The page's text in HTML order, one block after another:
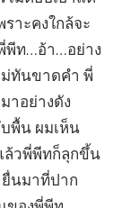
าะคงใกล้จะ
พีท…อ้า…อย่าง
ม่ทันขาดคำ พี่
าอย่างดัง
พื้น ผมเห็น
ล้วพี่พีทก็ลุกขึ้น
นมาที่ปาก